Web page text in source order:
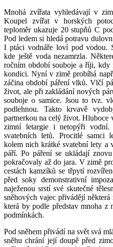
Mnohá ​​zvířata vyhledávají v
Koupel zvířat v horských
teploměr ukazuje 20 stupňů C
Pod ledem si hledá potravu
I ptáci vodnáře loví pod vodou.
kde ještě voda nezamrzla.
ročním období souboje a říji,
kondici. Nyní v zimě probíhá
záčina období páření vlků. Vlčí
život, ale při zakládání nových
souboje o samice. Jsou to tvz.
podlehnou. Takto krvavě
partnerkou na celý život. Hluboce
zimní letargie i netopýři
svatebních letů. Procitlé samci
kolem nich krátké svatební lety a
páří. Po páření se ukládají
pokračovaly až do jara. V zimě
cestách kamzíků se třpytí
před soky demonstrativní
naježenou srstí své skutečné
sněhových vajec přivádějí
která by podle představ mnoha z
podmínkách.
Pod sněhem přivádí na svět svá
sněhu chrání její doupě před